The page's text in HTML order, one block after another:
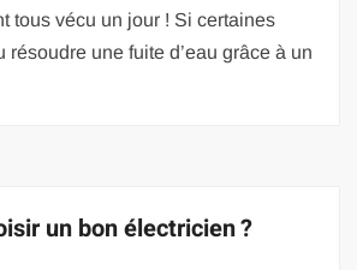
tous vécu un jour ! Si certaines
résoudre une fuite d’eau grâce à un
un bon électricien ?